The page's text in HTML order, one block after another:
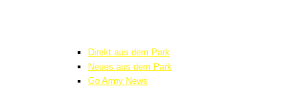
Direkt aus dem Park
Neues aus dem Park
Go Army News